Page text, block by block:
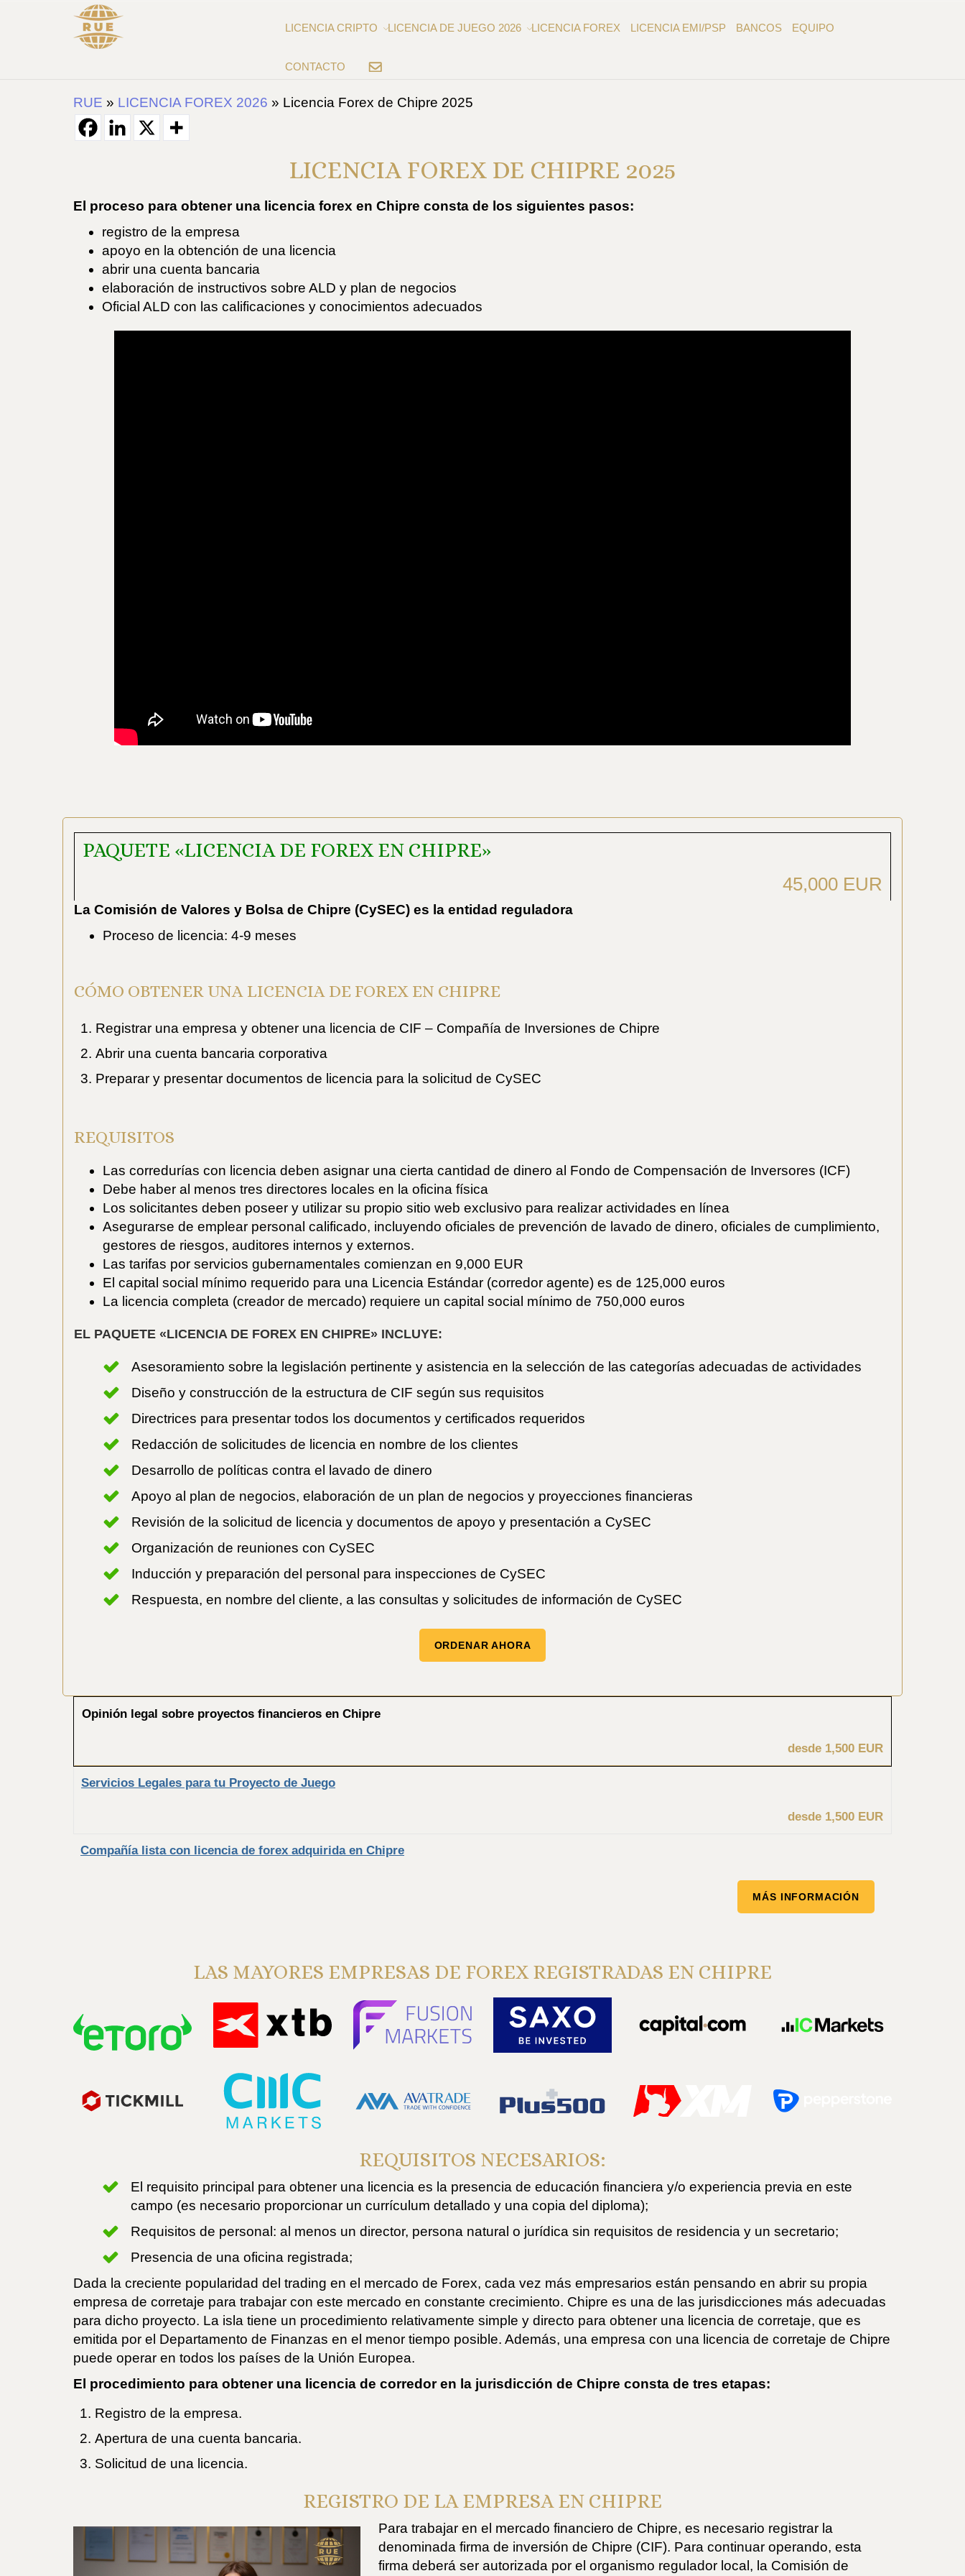
LICENCIA CRIPTO LICENCIA DE JUEGO 2026 LICENCIA FOREX LICENCIA EMI/PSP BANCOS EQUIPO
CONTACTO
RUE » LICENCIA FOREX 2026 » Licencia Forex de Chipre 2025
LICENCIA FOREX DE CHIPRE 2025
El proceso para obtener una licencia forex en Chipre consta de los siguientes pasos:
registro de la empresa
apoyo en la obtención de una licencia
abrir una cuenta bancaria
elaboración de instructivos sobre ALD y plan de negocios
Oficial ALD con las calificaciones y conocimientos adecuados
PAQUETE «LICENCIA DE FOREX EN CHIPRE»
45,000 EUR
La Comisión de Valores y Bolsa de Chipre (CySEC) es la entidad reguladora
Proceso de licencia: 4-9 meses
CÓMO OBTENER UNA LICENCIA DE FOREX EN CHIPRE
Registrar una empresa y obtener una licencia de CIF – Compañía de Inversiones de Chipre
Abrir una cuenta bancaria corporativa
Preparar y presentar documentos de licencia para la solicitud de CySEC
REQUISITOS
Las corredurías con licencia deben asignar una cierta cantidad de dinero al Fondo de Compensación de Inversores (ICF)
Debe haber al menos tres directores locales en la oficina física
Los solicitantes deben poseer y utilizar su propio sitio web exclusivo para realizar actividades en línea
Asegurarse de emplear personal calificado, incluyendo oficiales de prevención de lavado de dinero, oficiales de cumplimiento,
gestores de riesgos, auditores internos y externos.
Las tarifas por servicios gubernamentales comienzan en 9,000 EUR
El capital social mínimo requerido para una Licencia Estándar (corredor agente) es de 125,000 euros
La licencia completa (creador de mercado) requiere un capital social mínimo de 750,000 euros
EL PAQUETE «LICENCIA DE FOREX EN CHIPRE» INCLUYE:
Asesoramiento sobre la legislación pertinente y asistencia en la selección de las categorías adecuadas de actividades
Diseño y construcción de la estructura de CIF según sus requisitos
Directrices para presentar todos los documentos y certificados requeridos
Redacción de solicitudes de licencia en nombre de los clientes
Desarrollo de políticas contra el lavado de dinero
Apoyo al plan de negocios, elaboración de un plan de negocios y proyecciones financieras
Revisión de la solicitud de licencia y documentos de apoyo y presentación a CySEC
Organización de reuniones con CySEC
Inducción y preparación del personal para inspecciones de CySEC
Respuesta, en nombre del cliente, a las consultas y solicitudes de información de CySEC
ORDENAR AHORA
Opinión legal sobre proyectos financieros en Chipre
desde 1,500 EUR
Servicios Legales para tu Proyecto de Juego
desde 1,500 EUR
Compañía lista con licencia de forex adquirida en Chipre
MÁS INFORMACIÓN
LAS MAYORES EMPRESAS DE FOREX REGISTRADAS EN CHIPRE
REQUISITOS NECESARIOS:
El requisito principal para obtener una licencia es la presencia de educación financiera y/o experiencia previa en este
campo (es necesario proporcionar un currículum detallado y una copia del diploma);
Requisitos de personal: al menos un director, persona natural o jurídica sin requisitos de residencia y un secretario;
Presencia de una oficina registrada;
Dada la creciente popularidad del trading en el mercado de Forex, cada vez más empresarios están pensando en abrir su propia
empresa de corretaje para trabajar con este mercado en constante crecimiento. Chipre es una de las jurisdicciones más adecuadas
para dicho proyecto. La isla tiene un procedimiento relativamente simple y directo para obtener una licencia de corretaje, que es
emitida por el Departamento de Finanzas en el menor tiempo posible. Además, una empresa con una licencia de corretaje de Chipre
puede operar en todos los países de la Unión Europea.
El procedimiento para obtener una licencia de corredor en la jurisdicción de Chipre consta de tres etapas:
Registro de la empresa.
Apertura de una cuenta bancaria.
Solicitud de una licencia.
REGISTRO DE LA EMPRESA EN CHIPRE
Para trabajar en el mercado financiero de Chipre, es necesario registrar la
denominada firma de inversión de Chipre (CIF). Para continuar operando, esta
firma deberá ser autorizada por el organismo regulador local, la Comisión de